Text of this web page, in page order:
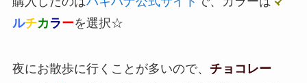
ルチカ ラーを選択☆
夜にお散歩に行くことが多いので、 チョコレー